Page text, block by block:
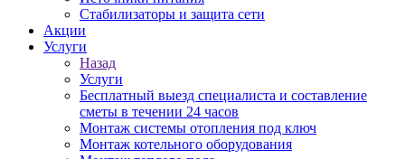
Стабилизаторы и защита сети
Акции
Услуги
Назад
Услуги
Бесплатный выезд специалиста и составление
сметы в течении 24 часов
Монтаж системы отопления под ключ
Монтаж котельного оборудования